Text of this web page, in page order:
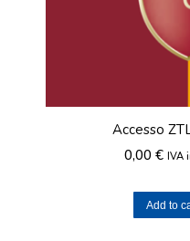
Accesso
0,00 € IVA
Add to